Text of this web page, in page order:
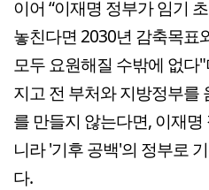
이어 “이재명 정부가 임기
놓친다면 2030년 감축목표
모두 요원해질 수밖에 없다
지고 전 부처와 지방정부를
를 만들지 않는다면, 이재
니라 '기후 공백'의 정부로
다.